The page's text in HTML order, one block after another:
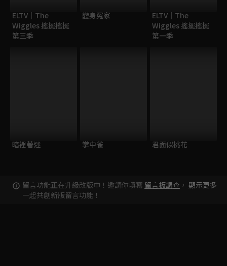
ELTV｜The
Wiggles 搖擺搖擺
第三季
變身冤家
ELTV｜The
Wiggles 搖擺搖擺
第一季
暗裡著迷 掌中雀 君面似桃花
留言功能正在升級改版中！邀請你填寫 留言板調查 ，
一起共創新版留言功能！
顯示更多